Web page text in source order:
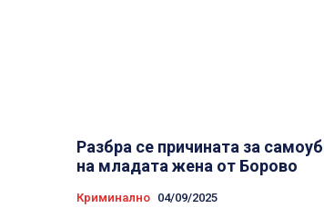
Разбра се причината за
на младата жена от Борово
Криминално 04/09/2025